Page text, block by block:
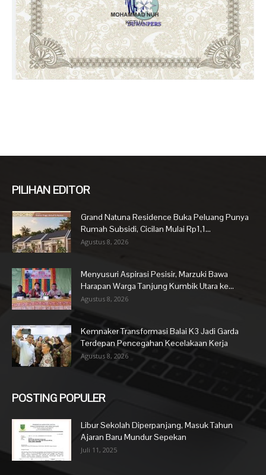
PILIHAN EDITOR
Grand Natuna Residence Buka Peluang Punya
Rumah Subsidi, Cicilan Mulai Rp1,1...
Agustus 8, 2026
Menyusuri Aspirasi Pesisir, Marzuki Bawa
Harapan Warga Tanjung Kumbik Utara ke...
Agustus 8, 2026
Kemnaker Transformasi Balai K3 Jadi Garda
Terdepan Pencegahan Kecelakaan Kerja
Agustus 8, 2026
POSTING POPULER
Libur Sekolah Diperpanjang, Masuk Tahun
Ajaran Baru Mundur Sepekan
Juli 11, 2025